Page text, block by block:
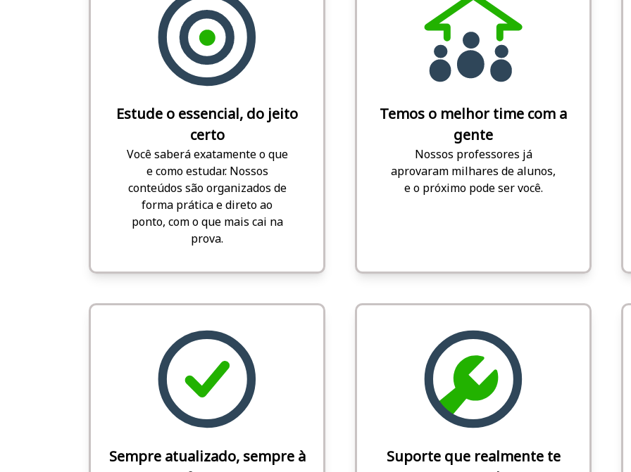
Estude o essencial, do jeito
certo
Você saberá exatamente o que
e como estudar. Nossos
conteúdos são organizados de
forma prática e direto ao
ponto, com o que mais cai na
prova.
Temos o melhor time com a
gente
Nossos professores já
aprovaram milhares de alunos,
e o próximo pode ser você.
Sempre atualizado, sempre à
Suporte que realmente te